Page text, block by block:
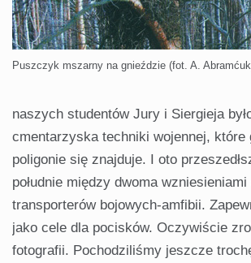
Puszczyk mszarny na gnieździe (fot. A.
naszych studentów Jury i Siergieja
cmentarzyska techniki wojennej, które
poligonie się znajduje. I oto
południe między dwoma
transporterów bojowych-amfibii.
jako cele dla pocisków. Oczywiście
foto­grafii. Pochodziliśmy jeszcze